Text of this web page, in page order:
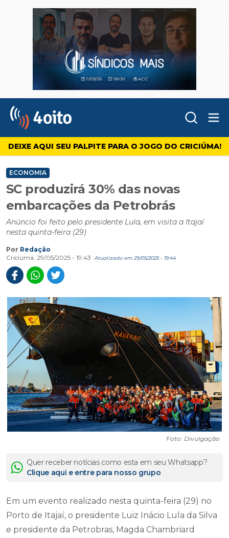
4oito
DEIXE AQUI SEU PALPITE PARA O JOGO DO CRICIÚMA!
ECONOMIA
SC produzirá 30% das novas
embarcações da Petrobrás
Anúncio foi feito pelo presidente Lula, em visita a Itajaí
nesta quinta-feira (29)
Por Redação
Criciúma, 29/05/2025 - 19:43
Atualizado em 29/05/2025 - 19:44
Foto: Divulgação
Quer receber notícias como esta em seu Whatsapp?
Clique aqui e entre para nosso grupo
Em um evento realizado nesta quinta-feira (29) no
Porto de Itajaí, o presidente Luiz Inácio Lula da Silva
e presidente da Petrobras, Magda Chambriard